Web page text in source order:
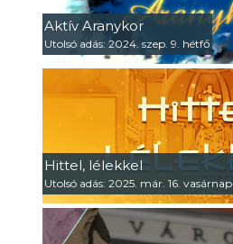
Aktív Aranykor
Utolsó adás: 2024. szep. 9. hétfő
Hittel, lélekkel
Utolsó adás: 2025. már. 16. vasárnap